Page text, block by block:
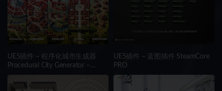
UE5插件 – 程序化城市生成器
Procedural City Generator –
OmniScape
UE5插件 – 蓝图插件 SteamCore
PRO